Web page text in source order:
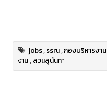
jobs,ssru,กองบริหารงา
งาน,สวนสุนันทา